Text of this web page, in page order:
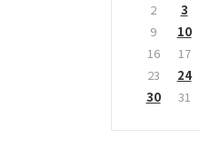
2
3
9
10
16
17
23
24
30
31